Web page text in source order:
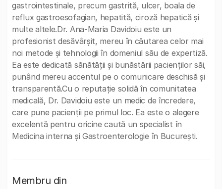
gastrointestinale, precum gastrită, ulcer, boala de
reflux gastroesofagian, hepatită, ciroză hepatică și
multe altele.Dr. Ana-Maria Davidoiu este un
profesionist desăvârșit, mereu în căutarea celor mai
noi metode și tehnologii în domeniul său de expertiză.
Ea este dedicată sănătății și bunăstării pacienților săi,
punând mereu accentul pe o comunicare deschisă și
transparentă.Cu o reputație solidă în comunitatea
medicală, Dr. Davidoiu este un medic de încredere,
care pune pacienții pe primul loc. Ea este o alegere
excelentă pentru oricine caută un specialist în
Medicina interna și Gastroenterologie în București.
Membru din